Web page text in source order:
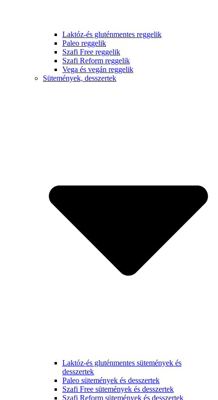
Laktóz-és gluténmentes reggelik
Paleo reggelik
Szafi Free reggelik
Szafi Reform reggelik
Vega és vegán reggelik
Sütemények, desszertek
Laktóz-és gluténmentes sütemények és
desszertek
Paleo sütemények és desszertek
Szafi Free sütemények és desszertek
Szafi Reform sütemények és desszertek